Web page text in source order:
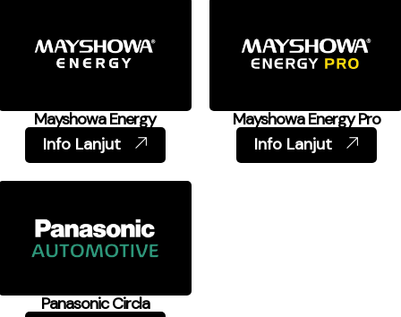
Mayshowa Energy
Info Lanjut
Mayshowa Energy Pro
Info Lanjut
Panasonic Circla